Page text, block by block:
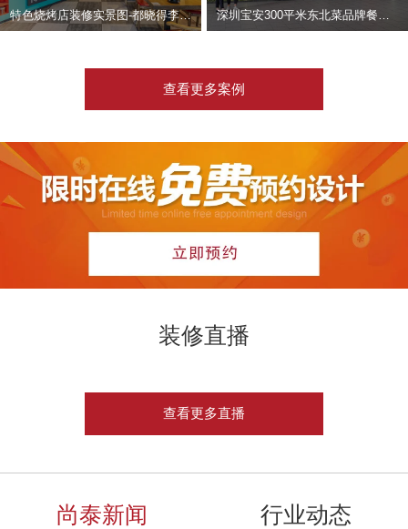
特色烧烤店装修实景图-都晓得李不管
查看更多案例
装修直播
查看更多直播
尚泰新闻 行业动态